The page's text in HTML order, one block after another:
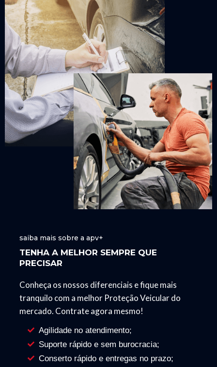
saiba mais sobre a apv+
TENHA A MELHOR SEMPRE QUE
PRECISAR
Conheça os nossos diferenciais e fique mais
tranquilo com a melhor Proteção Veicular do
mercado. Contrate agora mesmo!
Agilidade no atendimento;
Suporte rápido e sem burocracia;
Conserto rápido e entregas no prazo;